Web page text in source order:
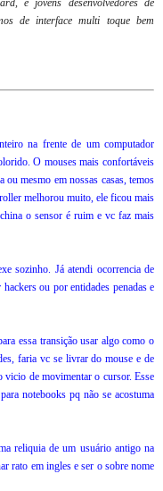
e jovens desenvolvedores de
de interface multi toque bem
na frente de um computador
O mouses mais confortáveis
ou mesmo em nossas casas, temos
melhorou muito, ele ficou mais
o sensor é ruim e vc faz mais
sozinho. Já atendi ocorrencia de
ou por entidades penadas e
essa transição usar algo como o
faria vc se livrar do mouse e de
vicio de movimentar o cursor. Esse
notebooks pq não se acostuma
reliquia de um usuário antigo na
rato em ingles e ser o sobre nome